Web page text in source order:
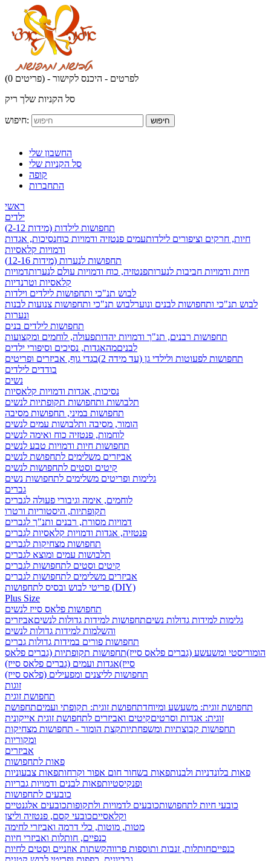
(0 פריטים) - לפרטים - היכנס לקישור
סל הקניות שלך ריק
חיפוש: חיפוש
החשבון שלי
סל הקניות שלי
קופה
התחברות
ראשי
ילדים
תחפושות לילדות (מידות 2-12)
חיות, חרקים וציפורים לילדותעמים פנטזיה ודמויות כוחנסיכות, אגדות
ודמויות קלאסיות
תחפושות לנערות (מידות 12-16)
חיות ודמויות חביבות לנערותפנטזיה, כוח ודמויות עולם לנערותדמויות
קלאסיות וטרנדיות
לבוש תנ"כי ותחפושות לילדים וילדות
לבוש תנ"כי ותחפושות לבנים ונוערלבוש תנ"כי ותחפושות צנועות לבנות
ונערות
תחפושות לילדים בנים
תחפושות רבנים, תנ"ך ודמויות יהדותפעולה, לוחמים ומקצועות
לבניםמהאגדות, נסיכים וסיפורי ילדים
תחפושות לפעוטות ולילדי גן (עד מידה 2)
בגדי גוף, אביזרים ופריטים
בודדים לילדים
נשים
נסיכות, אגדות ודמויות קלאסיות
תלבושות ותחפושות תקופתיות לנשים
תחפושות במיני, תחפושות מסיבה
הומור, מסיבה ותלבושות עמים לנשים
לוחמות, פנטזיה כוח ואימה לנשים
תחפושות חיות ודמויות טבע לנשים
אביזרים משלימים לתחפושת לנשים
קיטים וסטים לתחפושות לנשים
גלימות ופריטים משלימים לתחפושות נשים
גברים
לוחמים, אימה וגיבורי פעולה לגברים
תקופתיות, היסטוריות ורטרו
דמויות מסורת, רבנים ותנ"ך לגברים
פנטזיה, אגדות ודמויות קלאסיות לגברים
תחפושות מצחיקות לגברים
תלבושות עמים ומוצא לגברים
קיטים וסטים לתחפושות לגברים
אביזרים משלימים לתחפושות לגברים
פריטי לבוש ובסיס לתחפושות (DIY)
Plus Size
תחפושות פלאס סייז לנשים
גלימות למידות גדולות נשיםתחפושות למידות גדולות לנשיםאביזרים
והשלמות למידות גדולות לנשים
תחפושות פורים במידות גדולות גברים
הומוריסטי ומשעשע (גברים פלאס סייז)תחפושות תקופתיות (גברים פלאס
סייז)אגדות ועמים (גברים פלאס סייז)
תחפושות לליצנים ומפעילים (פלאס סייז)
זוגות
תחפושת זוגית
תחפושת זוגית: משעשע ומיוחדתחפושת זוגית: תקופתי ועמיםתחפושת
זוגית: אגדות וסרטיםקיטים ואביזרים לתחפושת זוגית אייקונית
תחפושות קבוצתיות ומשפחתיותקצת הומור - תחפושות מצחיקות
ומקוריות
אביזרים
פאות לתחפושות
פאות בלונדניות ולבנותפאות בשחור חום אפור וקרחותפאות צבעוניות
ופנקיסטיותפאות לבנים ודמויות גבריות
כובעים לתחפושות
כובעי חיות לתחפושותכובעים לדמויות ולתקופותכובעים אלגנטיים
וקלאסייםכובעי קסם, פנטזיה וליצן
מטות, מוטות, כלי דרמה ואביזרי לחימה
כנפיים, חותלות ואביזרי חיות
כנפייםחותלות, זנבות ותוספות פרווהקשתות אוזניים וסטים לחיות